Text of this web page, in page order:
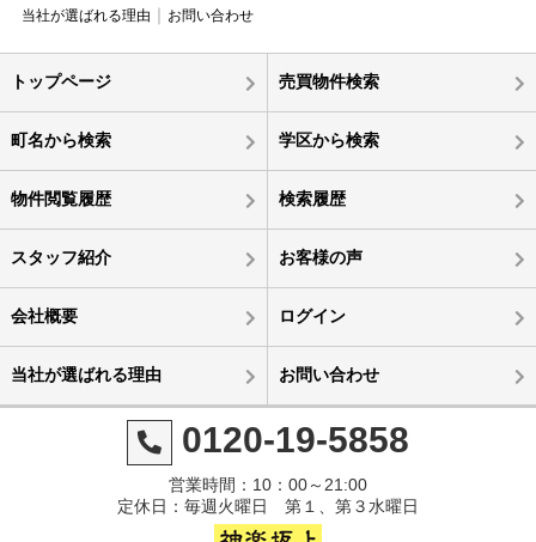
当社が選ばれる理由
お問い合わせ
トップページ 売買物件検索
町名から検索 学区から検索
物件閲覧履歴 検索履歴
スタッフ紹介 お客様の声
会社概要 ログイン
当社が選ばれる理由 お問い合わせ
0120-19-5858
営業時間：10：00～21:00
定休日：毎週火曜日 第１、第３水曜日